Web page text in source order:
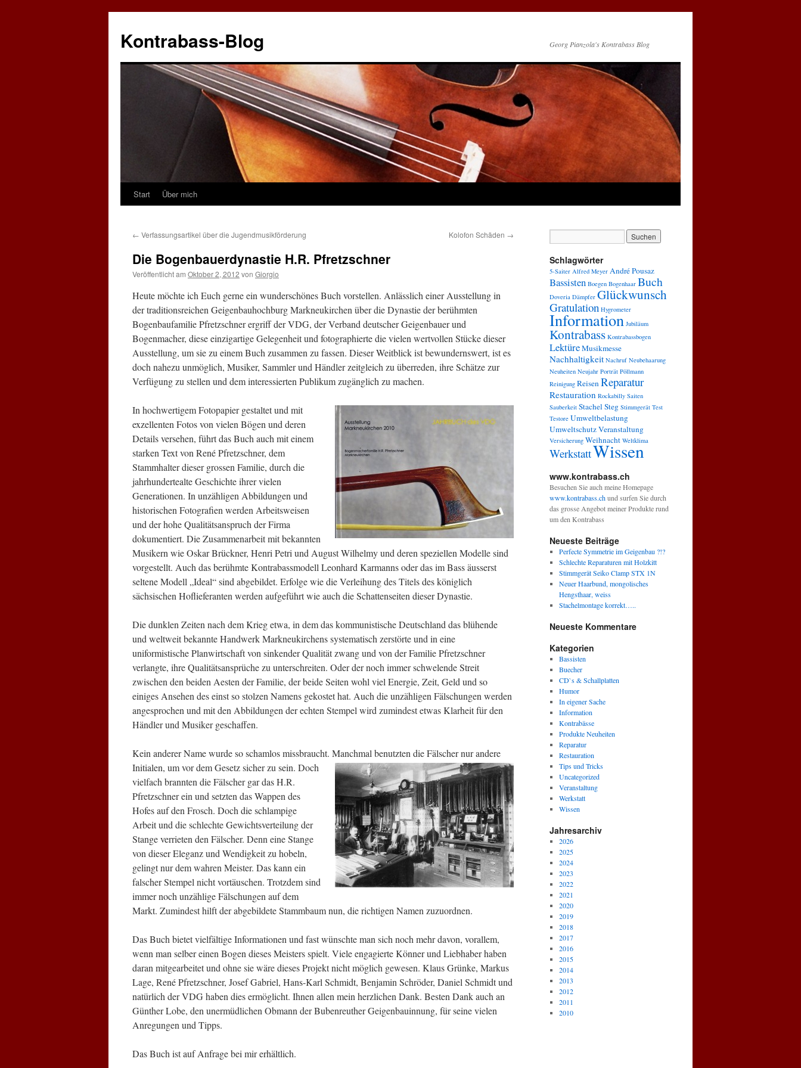
springen
Kontrabass-Blog Georg Pianzola's Kontrabass Blog
Start Über mich
← Verfassungsartikel über die Jugendmusikförderung Kolofon Schäden →
Die Bogenbauerdynastie H.R. Pfretzschner
Veröffentlicht am Oktober 2, 2012 von Giorgio
Heute möchte ich Euch gerne ein wunderschönes Buch vorstellen. Anlässlich einer Ausstellung in
der traditionsreichen Geigenbauhochburg Markneukirchen über die Dynastie der berühmten
Bogenbaufamilie Pfretzschner ergriff der VDG, der Verband deutscher Geigenbauer und
Bogenmacher, diese einzigartige Gelegenheit und fotographierte die vielen wertvollen Stücke dieser
Ausstellung, um sie zu einem Buch zusammen zu fassen. Dieser Weitblick ist bewundernswert, ist es
doch nahezu unmöglich, Musiker, Sammler und Händler zeitgleich zu überreden, ihre Schätze zur
Verfügung zu stellen und dem interessierten Publikum zugänglich zu machen.
In hochwertigem Fotopapier gestaltetund mit
exzellenten Fotos von vielen Bögen und deren
Details versehen, führt das Buch auch mit einem
starken Text von René Pfretzschner, dem
Stammhalter dieser grossen Familie, durch die
jahrhundertealte Geschichte ihrer vielen
Generationen. In unzähligen Abbildungen und
historischen Fotografien werden Arbeitsweisen
und der hohe Qualitätsanspruch der Firma
dokumentiert. Die Zusammenarbeit mit bekannten
Musikern wie Oskar Brückner, Henri Petri und August Wilhelmy und deren speziellen Modelle sind
vorgestellt. Auch das berühmte Kontrabassmodell Leonhard Karmanns oder das im Bass äusserst
seltene Modell „Ideal“ sind abgebildet. Erfolge wie die Verleihung des Titels des königlich
sächsischen Hoflieferanten werden aufgeführt wie auch die Schattenseiten dieser Dynastie.
Die dunklen Zeiten nach dem Krieg etwa, in dem das kommunistische Deutschland das blühende
und weltweit bekannte Handwerk Markneukirchens systematisch zerstörte und in eine
uniformistische Planwirtschaft von sinkender Qualität zwang und von der Familie Pfretzschner
verlangte, ihre Qualitätsansprüche zu unterschreiten. Oder der noch immer schwelende Streit
zwischen den beiden Aesten der Familie, der beide Seiten wohl viel Energie, Zeit, Geld und so
einiges Ansehen des einst so stolzen Namens gekostet hat. Auch die unzähligen Fälschungen werden
angesprochen und mit den Abbildungen der echten Stempel wird zumindest etwas Klarheit für den
Händler und Musiker geschaffen.
Kein anderer Name wurde so schamlos missbraucht. Manchmal benutzten die Fälscher nur andere
Initialen, um vor dem Gesetz sicher zu sein. Doch
vielfach brannten die Fälscher gar das H.R.
Pfretzschner ein und setzten das Wappen des
Hofes auf den Frosch. Doch die schlampige
Arbeit und die schlechte Gewichtsverteilung der
Stange verrieten den Fälscher. Denn eine Stange
von dieser Eleganz und Wendigkeit zu hobeln,
gelingt nur dem wahren Meister. Das kann ein
falscher Stempel nicht vortäuschen. Trotzdem sind
immer noch unzählige Fälschungen auf dem
Markt. Zumindest hilft der abgebildete Stammbaum nun, die richtigen Namen zuzuordnen.
Das Buch bietet vielfältige Informationen und fast wünschte man sich noch mehr davon, vorallem,
wenn man selber einen Bogen dieses Meisters spielt. Viele engagierte Könner und Liebhaber haben
daran mitgearbeitet und ohne sie wäre dieses Projekt nicht möglich gewesen. Klaus Grünke, Markus
Lage, René Pfretzschner, Josef Gabriel, Hans-Karl Schmidt, Benjamin Schröder, Daniel Schmidt und
natürlich der VDG haben dies ermöglicht. Ihnen allen mein herzlichen Dank. Besten Dank auch an
Günther Lobe, den unermüdlichen Obmann der Bubenreuther Geigenbauinnung, für seine vielen
Anregungen und Tipps.
Das Buch ist auf Anfrage bei mir erhältlich.
Schlagwörter
5-Saiter Alfred Meyer André Pousaz
Bassisten Boegen Bogenhaar Buch
Doveria Dämpfer Glückwunsch
Gratulation Hygrometer
Information Jubiläum
Kontrabass Kontrabassbogen
LektüreMusikmesse
Nachhaltigkeit Nachruf Neubehaarung
Neuheiten Neujahr Porträt Pöllmann
Reinigung ReisenReparatur
Restauration Rockabilly Saiten
Sauberkeit StachelSteg Stimmgerät Test
Testore Umweltbelastung
UmweltschutzVeranstaltung
Versicherung Weihnacht Weltklima
WerkstattWissen
www.kontrabass.ch
Besuchen Sie auch meine Homepage
www.kontrabass.chund surfen Sie durch
das grosse Angebot meiner Produkte rund
um den Kontrabass
Neueste Beiträge
Perfecte Symmetrie im Geigenbau ?!?
Schlechte Reparaturen mit Holzkitt
Stimmgerät Seiko Clamp STX 1N
Neuer Haarbund, mongolisches
Hengsthaar, weiss
Stachelmontage korrekt…..
Neueste Kommentare
Kategorien
Bassisten
Buecher
CD`s & Schallplatten
Humor
In eigener Sache
Information
Kontrabässe
Produkte Neuheiten
Reparatur
Restauration
Tips und Tricks
Uncategorized
Veranstaltung
Werkstatt
Wissen
Jahresarchiv
2026
2025
2024
2023
2022
2021
2020
2019
2018
2017
2016
2015
2014
2013
2012
2011
2010